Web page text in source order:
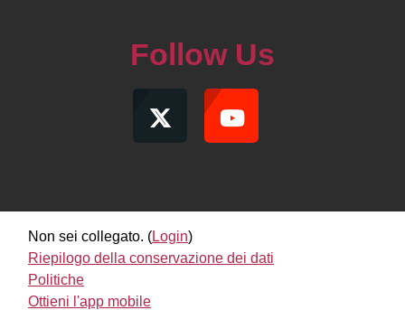
Follow Us
Non sei collegato. (Login)
Riepilogo della conservazione dei dati
Politiche
Ottieni l'app mobile